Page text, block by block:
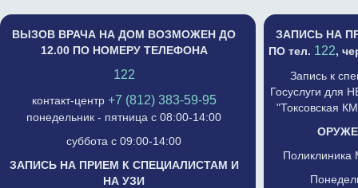
ВЫЗОВ ВРАЧА НА ДОМ ВОЗМОЖЕН ДО
12.00 ПО НОМЕРУ ТЕЛЕФОНА
122
контакт-центр +7 (812) 383-59-95
понедельник - пятница с 08:00-14:00
суббота с 09:00-14:00
ЗАПИСЬ НА ПРИЕМ К СПЕЦИАЛИСТАМ И
НА УЗИ
ЗАПИСЬ НА
ПО тел. 122,
Запись к
Госуслуги для
"Токсовская
Поликлиника